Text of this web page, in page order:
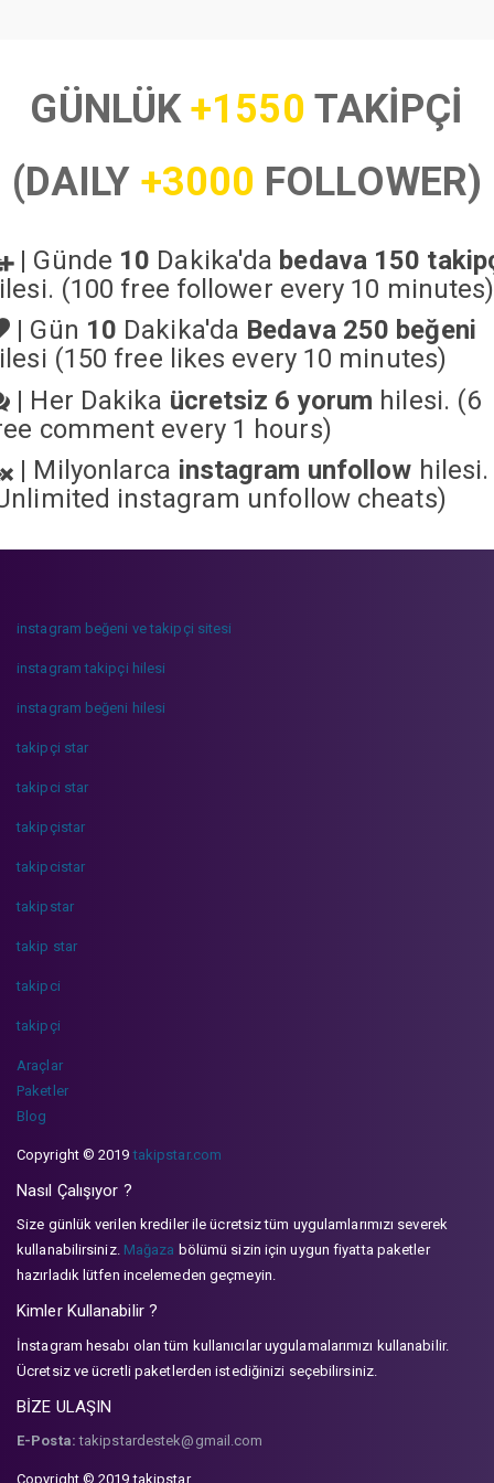
GÜNLÜK+1550 TAKİPÇİ
(DAILY +3000 FOLLOWER)
| Günde 10 Dakika'da bedava 150
(100 free follower every 10 minutes)
| Gün 10 Dakika'da Bedava 250 beğeni
(150 free likes every 10 minutes)
| Her Dakika ücretsiz 6 yorum hilesi. (6
comment every 1 hours)
| Milyonlarca instagram unfollow hilesi.
instagram unfollow cheats)
instagram beğeni ve takipçi sitesi
instagram takipçi hilesi
instagram beğeni hilesi
takipçi star
takipci star
takipçistar
takipcistar
takipstar
takip star
takipci
takipçi
Araçlar
Paketler
Blog
Copyright © 2019takipstar.com
Nasıl Çalışıyor ?
Size günlük verilen krediler ile ücretsiz tüm uygulamlarımızı severek
kullanabilirsiniz. Mağaza bölümü sizin için uygun fiyatta paketler
hazırladık lütfen incelemeden geçmeyin.
Kimler Kullanabilir ?
İnstagram hesabı olan tüm kullanıcılar uygulamalarımızı kullanabilir.
Ücretsiz ve ücretli paketlerden istediğinizi seçebilirsiniz.
BİZE ULAŞIN
E-Posta: takipstardestek@gmail.com
Copyright © 2019 takipstar.